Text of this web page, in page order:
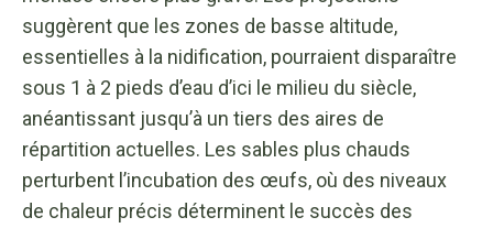
suggèrent que les zones de basse altitude,
essentielles à la nidification, pourraient disparaître
sous 1 à 2 pieds d’eau d’ici le milieu du siècle,
anéantissant jusqu’à un tiers des aires de
répartition actuelles. Les sables plus chauds
perturbent l’incubation des œufs, où des niveaux
de chaleur précis déterminent le succès des